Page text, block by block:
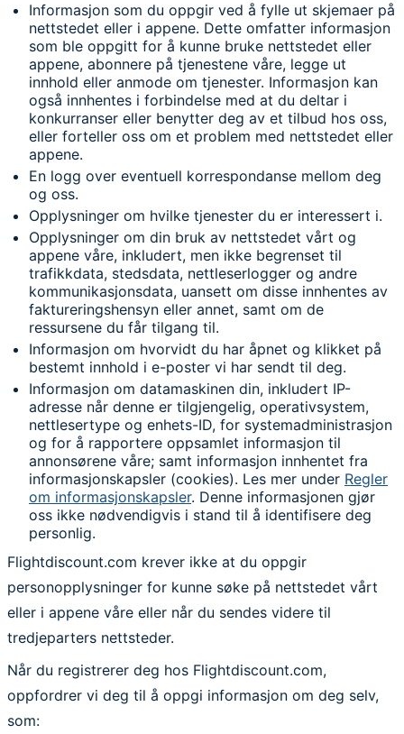
Informasjon som du oppgir ved å fylle ut skjemaer på
nettstedet eller i appene. Dette omfatter informasjon
som ble oppgitt for å kunne bruke nettstedet eller
appene, abonnere på tjenestene våre, legge ut
innhold eller anmode om tjenester. Informasjon kan
også innhentes i forbindelse med at du deltar i
konkurranser eller benytter deg av et tilbud hos oss,
eller forteller oss om et problem med nettstedet eller
appene.
En logg over eventuell korrespondanse mellom deg
og oss.
Opplysninger om hvilke tjenester du er interessert i.
Opplysninger om din bruk av nettstedet vårt og
appene våre, inkludert, men ikke begrenset til
trafikkdata, stedsdata, nettleserlogger og andre
kommunikasjonsdata, uansett om disse innhentes av
faktureringshensyn eller annet, samt om de
ressursene du får tilgang til.
Informasjon om hvorvidt du har åpnet og klikket på
bestemt innhold i e-poster vi har sendt til deg.
Informasjon om datamaskinen din, inkludert IP-
adresse når denne er tilgjengelig, operativsystem,
nettlesertype og enhets-ID, for systemadministrasjon
og for å rapportere oppsamlet informasjon til
annonsørene våre; samt informasjon innhentet fra
informasjonskapsler (cookies). Les mer under Regler
om informasjonskapsler. Denne informasjonen gjør
oss ikke nødvendigvis i stand til å identifisere deg
personlig.
Flightdiscount.com krever ikke at du oppgir
personopplysninger for kunne søke på nettstedet vårt
eller i appene våre eller når du sendes videre til
tredjeparters nettsteder.
Når du registrerer deg hos Flightdiscount.com,
oppfordrer vi deg til å oppgi informasjon om deg selv,
som: